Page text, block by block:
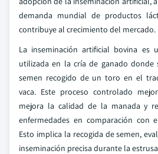
demanda mundial de productos
contribuye al crecimiento del mercado.
La inseminación artificial bovina es
utilizada en la cría de ganado donde
semen recogido de un toro en el
vaca. Este proceso controlado
mejora la calidad de la manada y
enfermedades en comparación con
Esto implica la recogida de semen,
inseminación precisa durante la